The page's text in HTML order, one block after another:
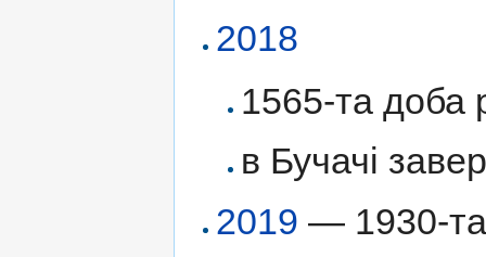
2018
1565-та доба
в Бучачі
2019 — 1930-та